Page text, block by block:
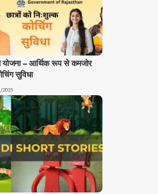
योजना – आर्थिक रूप से कमजोर
सुविधा
2025